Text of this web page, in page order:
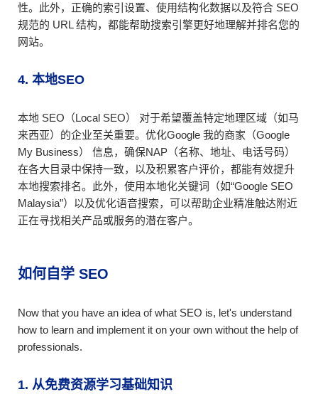
性。此外，正确的索引设置、使用结构化数据以及符合 SEO
规范的 URL 结构，都能帮助搜索引擎更好地理解并排名您的
网站。
4. 本地SEO
本地 SEO（Local SEO） 对于希望覆盖特定地理区域（如马
来西亚）的企业至关重要。优化Google 我的商家（Google
My Business） 信息，确保NAP（名称、地址、电话号码）
在各大目录中保持一致，以及积累客户评价，都能有效提升
本地搜索排名。此外，使用本地化关键词（如“Google SEO
Malaysia”）以及优化语音搜索，可以帮助企业精准触达附近
正在寻找相关产品或服务的潜在客户。
如何自学 SEO
Now that you have an idea of what SEO is, let's understand
how to learn and implement it on your own without the help of
professionals.
1. 从免费资源学习基础知识